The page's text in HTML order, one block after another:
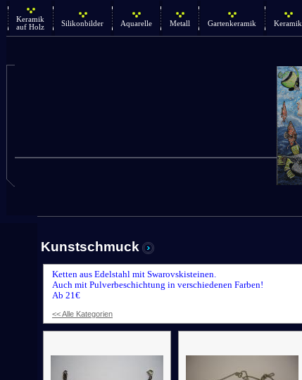
Keramik
auf Holz
Silikonbilder Aquarelle Metall Gartenkeramik Keramik
Kunstschmuck
Ketten aus Edelstahl mit Swarovskisteinen.
Auch mit Pulverbeschichtung in verschiedenen Farben!
Ab 21€
<< Alle Kategorien